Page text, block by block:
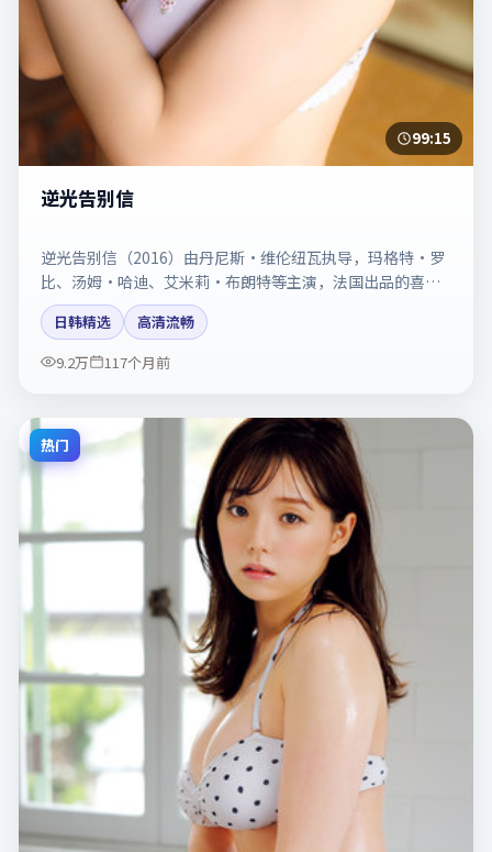
99:15
逆光告别信
逆光告别信（2016）由丹尼斯·维伦纽瓦执导，玛格特·罗
比、汤姆·哈迪、艾米莉·布朗特等主演，法国出品的喜剧
类型影片。动作场面与情感戏比例拿捏得当。剧情简介与主
创信息可供检索参考，上映日期以片方资料为准。
日韩精选
高清流畅
9.2万
117个月前
热门